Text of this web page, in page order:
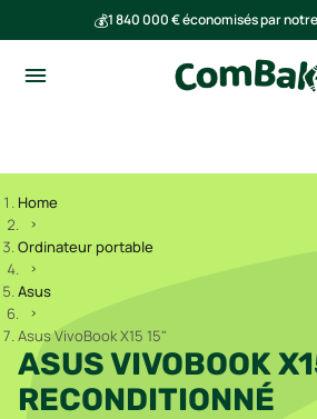
💰1 840 000 € économisés par
Home
Ordinateur portable
Asus
Asus VivoBook X15 15"
ASUS VIVOBOOK
RECONDITIONNÉ